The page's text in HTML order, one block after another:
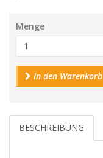
Menge
In den Warenkorb
BESCHREIBUNG